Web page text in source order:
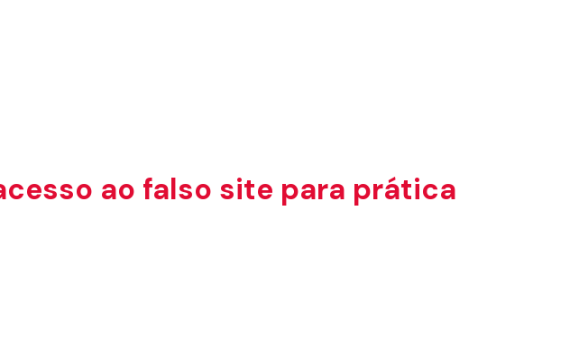
ao falso site para prática